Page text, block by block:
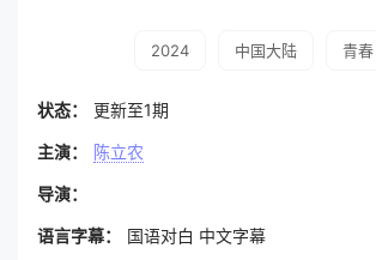
2024 中国大陆 青春
状态： 更新至1期
主演： 陈立农
导演：
语言字幕： 国语对白 中文字幕